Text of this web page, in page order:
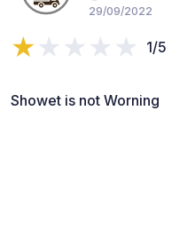
29/09/2022
1/5
Showet is not Worning